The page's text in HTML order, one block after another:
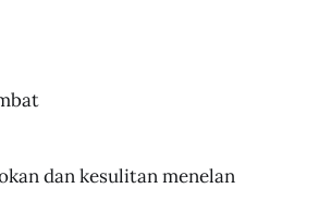
dan kesulitan menelan